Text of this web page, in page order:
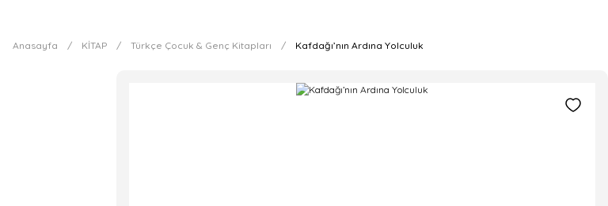
Anasayfa KİTAP Türkçe Çocuk & Genç Kitapları Kafdağı’nın Ardına Yolculuk